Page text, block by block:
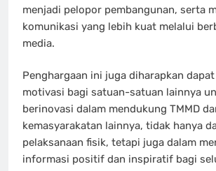
menjadi pelopor pembangunan, serta
komunikasi yang lebih kuat melalui
media.
Penghargaan ini juga diharapkan
motivasi bagi satuan-satuan lainnya
berinovasi dalam mendukung TMMD
kemasyarakatan lainnya, tidak hanya
pelaksanaan fisik, tetapi juga dalam
informasi positif dan inspiratif bagi